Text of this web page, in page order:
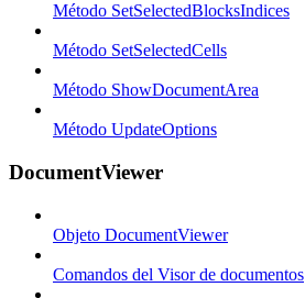
Método SetSelectedBlocksIndices
Método SetSelectedCells
Método ShowDocumentArea
Método UpdateOptions
DocumentViewer
Objeto DocumentViewer
Comandos del Visor de documentos